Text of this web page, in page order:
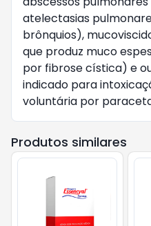
atelectasias
brônquios),
que produz muco
por fibrose cística) e
indicado para
voluntária por
Produtos similares